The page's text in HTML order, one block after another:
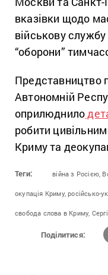
вказівки щодо
військову
“оборони”
Представництво
Автономній
оприлюднило
робити
Криму та
Теги: війна з Росією,
окупація Криму, російсько-
свобода слова в Криму,
Поділитися: